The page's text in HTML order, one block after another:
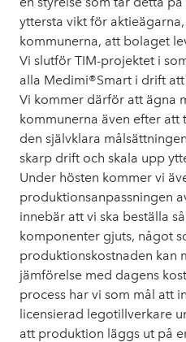
yttersta vikt för
kommunerna, att bolaget
Vi slutför TIM-projektet i
alla Medimi®Smart i drift
Vi kommer därför att ägna
kommunerna även efter att
den självklara
skarp drift och skala upp
Under hösten kommer vi
produktionsanpassningen
innebär att vi ska beställa
komponenter gjuts, något
produktionskostnaden kan
jämförelse med dagens
process har vi som mål att
licensierad legotillverkare
att produktion läggs ut på